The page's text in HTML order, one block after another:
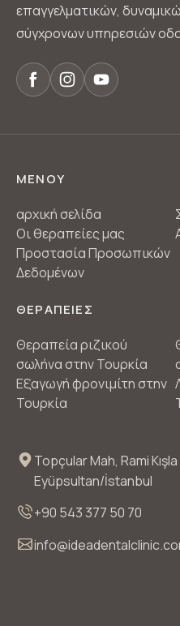
επαγγελματικών,
σύγχρονων υπηρεσιών
ΜΕΝΟΥ
αρχική σελίδα
Οι θεραπείες μας
Προστασία Προσωπικών
Δεδομένων
ΘΕΡΑΠΕΙΕΣ
Θεραπεία ριζικού
σωλήνα στην Τουρκία
Εξαγωγή φρονιμίτη στην
Τουρκία
Topçular Mah, Rami
Eyüpsultan/İstanbul
+90 543 377 50 70